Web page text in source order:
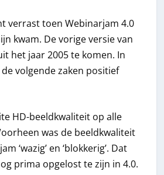
verrast toen Webinarjam 4.0
kwam. De vorige versie van
het jaar 2005 te komen. In
volgende zaken positief
HD-beeldkwaliteit op alle
was de beeldkwaliteit
‘wazig’ en ‘blokkerig’. Dat
prima opgelost te zijn in 4.0.